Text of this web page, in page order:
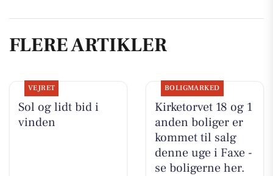
FLERE ARTIKLER
VEJRET
Sol og lidt bid i
vinden
BOLIGMARKED
Kirketorvet 18 og 1
anden boliger er
kommet til salg
denne uge i Faxe -
se boligerne her.